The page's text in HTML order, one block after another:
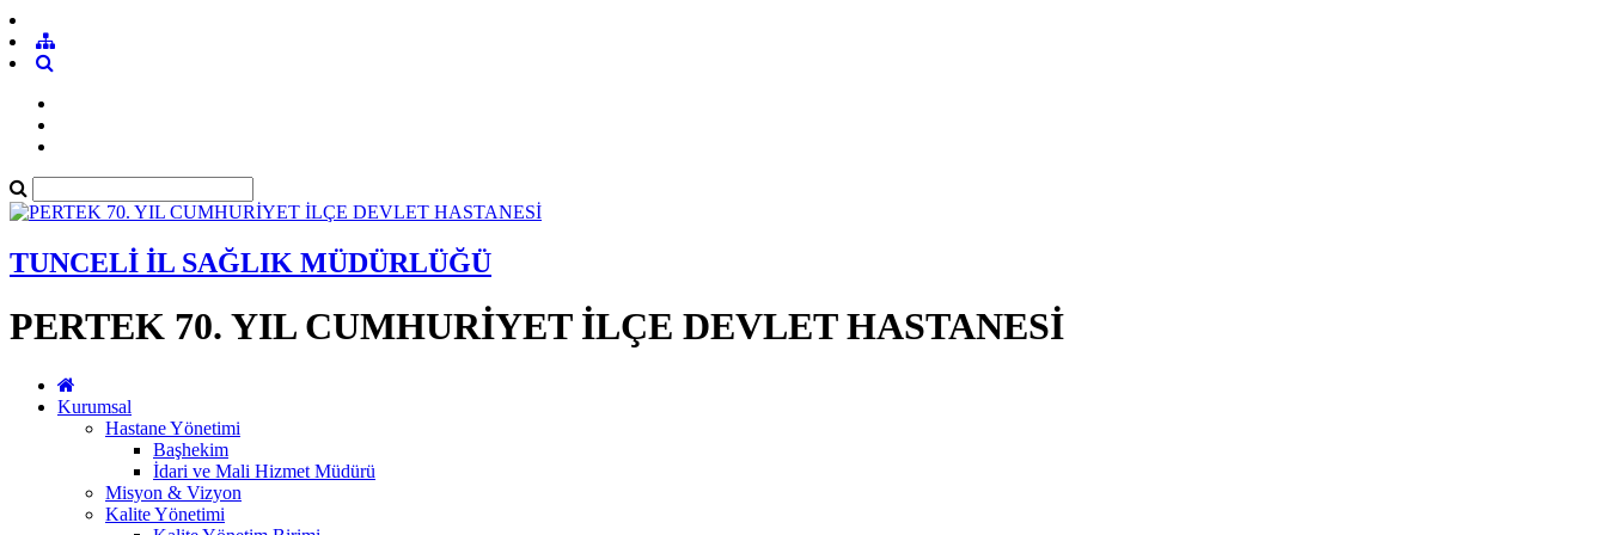
TUNCELİ İL SAĞLIK MÜDÜRLÜĞÜ
PERTEK 70. YIL CUMHURİYET İLÇE DEVLET HASTANESİ
Kurumsal
Hastane Yönetimi
Başhekim
İdari ve Mali Hizmet Müdürü
Misyon & Vizyon
Kalite Yönetimi